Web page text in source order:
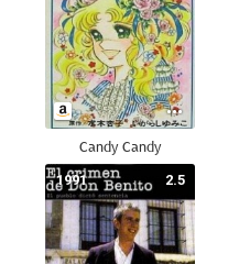
Candy Candy
2.5
1991